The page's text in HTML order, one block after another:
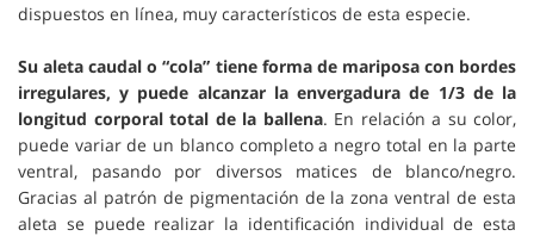
dispuestos en línea, muy característicos de esta especie.
Su aleta caudal o “cola” tiene forma de mariposa con bordes
irregulares, y puede alcanzar la envergadura de 1/3 de la
longitud corporal total de la ballena. En relación a su color,
puede variar de un blanco completo a negro total en la parte
ventral, pasando por diversos matices de blanco/negro.
Gracias al patrón de pigmentación de la zona ventral de esta
aleta se puede realizar la identificación individual de esta